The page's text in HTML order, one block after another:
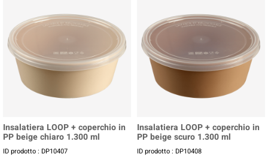
Insalatiera LOOP + coperchio in
PP beige chiaro 1.300 ml
ID prodotto : DP10407
Insalatiera LOOP + coperchio in
PP beige scuro 1.300 ml
ID prodotto : DP10408